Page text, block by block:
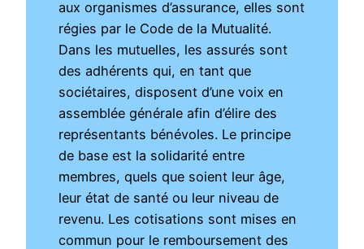
aux organismes d’assurance, elles sont
régies par le Code de la Mutualité.
Dans les mutuelles, les assurés sont
des adhérents qui, en tant que
sociétaires, disposent d’une voix en
assemblée générale afin d’élire des
représentants bénévoles. Le principe
de base est la solidarité entre
membres, quels que soient leur âge,
leur état de santé ou leur niveau de
revenu. Les cotisations sont mises en
commun pour le remboursement des